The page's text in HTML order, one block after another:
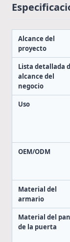
Alcance del
proyecto
Lista detallada
alcance del
negocio
Uso
OEM/ODM
Material del
armario
Material del
de la puerta